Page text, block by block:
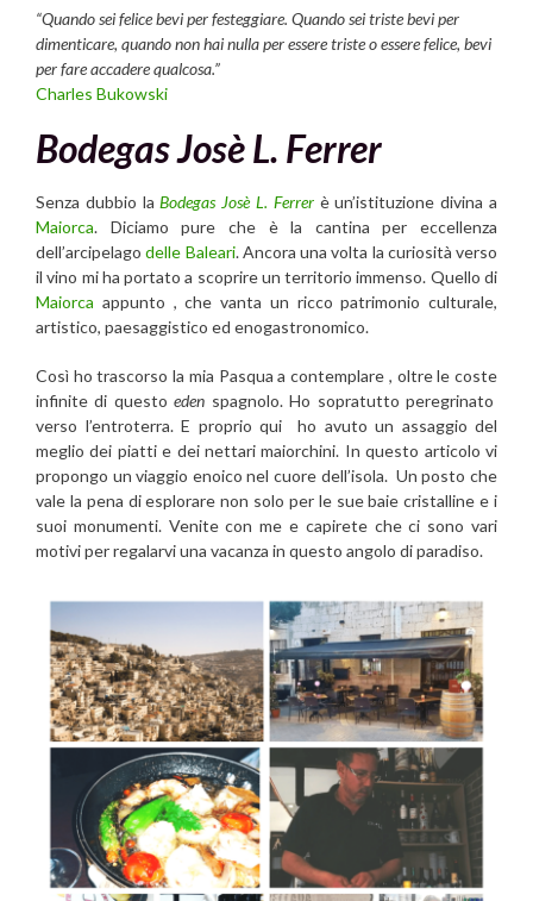
“Quando sei felice bevi per festeggiare. Quando sei triste bevi per
dimenticare, quando non hai nulla per essere triste o essere felice, bevi
per fare accadere qualcosa.”
Charles Bukowski
Bodegas Josè L. Ferrer
Senza dubbio laBodegas Josè L. Ferrer è un’istituzione divina a
Maiorca. Diciamo pure che è la cantina per eccellenza
dell’arcipelagodelle Baleari. Ancora una volta la curiosità verso
il vino mi ha portato a scoprire un territorio immenso. Quello di
Maiorca appunto , che vanta un ricco patrimonio culturale,
artistico, paesaggistico ed enogastronomico.
Così ho trascorso la mia Pasqua a contemplare , oltre le coste
infinite di questoeden spagnolo. Ho sopratutto peregrinato
verso l’entroterra. E proprio qui ho avuto un assaggio del
meglio dei piatti e dei nettari maiorchini. In questo articolo vi
propongo un viaggio enoico nel cuore dell’isola. Un posto che
vale la pena di esplorare non solo per le sue baie cristalline e i
suoi monumenti. Venite con me e capirete che ci sono vari
motivi per regalarvi una vacanza in questo angolo di paradiso.